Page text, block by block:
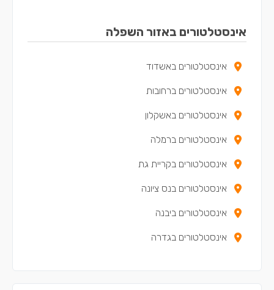
אינסטלטורים באזור השפלה
אינסטלטורים באשדוד
אינסטלטורים ברחובות
אינסטלטורים באשקלון
אינסטלטורים ברמלה
אינסטלטורים בקריית גת
אינסטלטורים בנס ציונה
אינסטלטורים ביבנה
אינסטלטורים בגדרה
אינסטלטורים בשדרות